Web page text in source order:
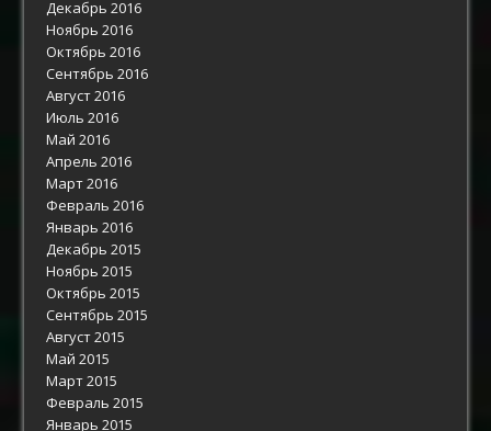
Декабрь 2016
Ноябрь 2016
Октябрь 2016
Сентябрь 2016
Август 2016
Июль 2016
Май 2016
Апрель 2016
Март 2016
Февраль 2016
Январь 2016
Декабрь 2015
Ноябрь 2015
Октябрь 2015
Сентябрь 2015
Август 2015
Май 2015
Март 2015
Февраль 2015
Январь 2015